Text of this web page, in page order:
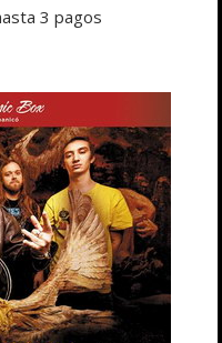
3 pagos